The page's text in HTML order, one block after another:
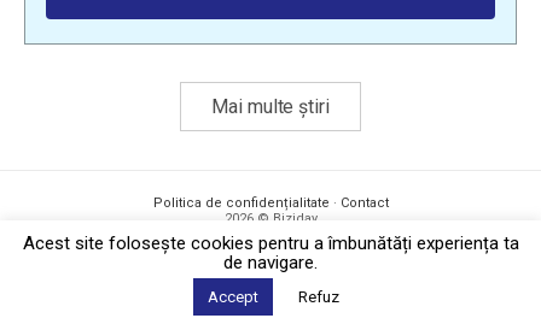
Mai multe știri
Politica de confidențialitate · Contact
2026 © Biziday
Acest site foloseşte cookies pentru a îmbunătăți experiența ta
de navigare.
Accept Refuz